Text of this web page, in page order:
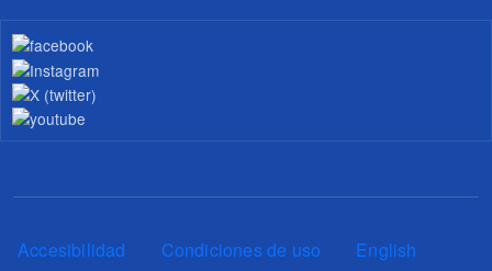
Pie de página
Accesibilidad Condiciones de uso English